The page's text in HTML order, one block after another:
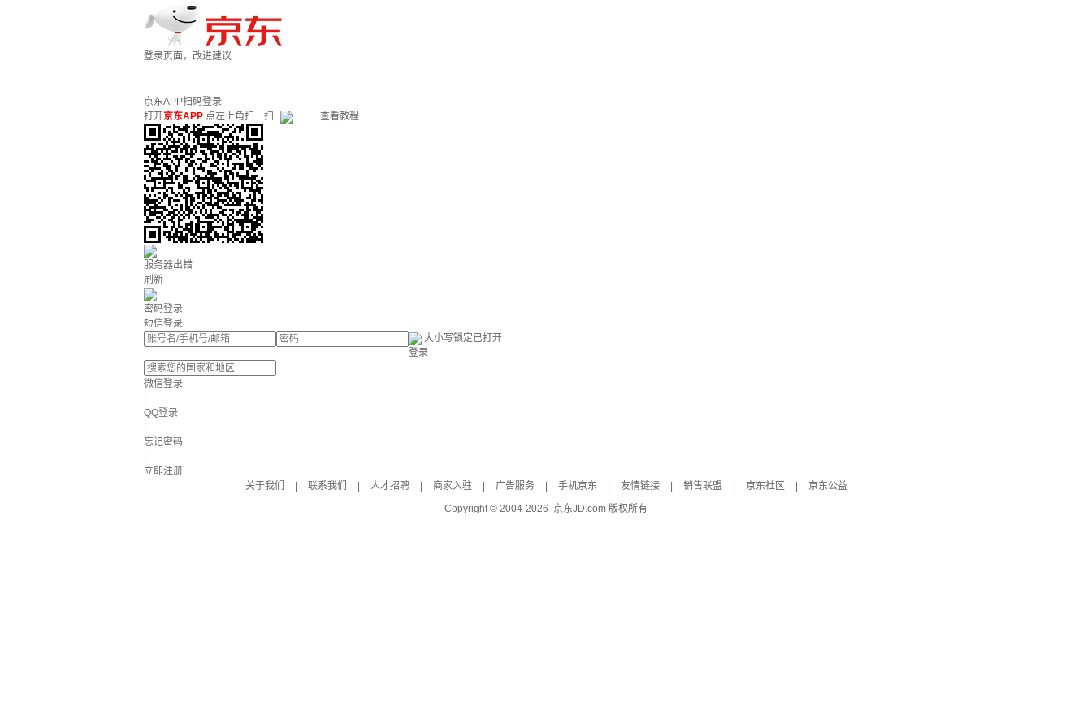
登录页面，改进建议
京东APP扫码登录
打开京东APP 点左上角扫一扫 查看教程
服务器出错
刷新
密码登录
短信登录
大小写锁定已打开
登录
微信登录
QQ登录
忘记密码
立即注册
关于我们
联系我们 人才招聘 商家入驻 广告服务 手机京东 友情链接 销售联盟 京东社区
京东公益
Copyright © 2004-2026 京东JD.com 版权所有